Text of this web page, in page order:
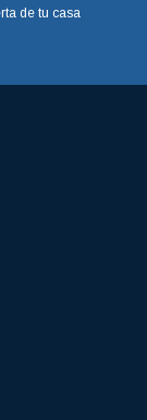
de tu casa